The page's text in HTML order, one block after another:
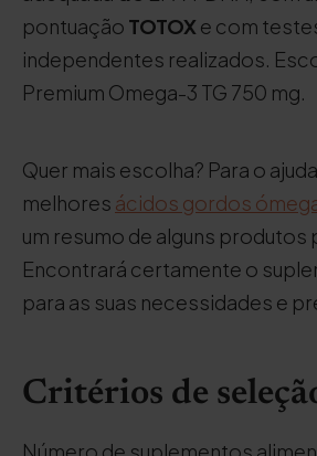
pontuação TOTOX e com
independentes realizados.
Premium Omega-3 TG 750 mg.
Quer mais escolha? Para o
melhores ácidos gordos
um resumo de alguns produtos
Encontrará certamente o
para as suas necessidades e
Critérios de